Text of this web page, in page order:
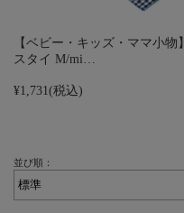
【ベビー・キッズ・ママ小物】
スタイ M/mi…
¥1,731(税込)
並び順：